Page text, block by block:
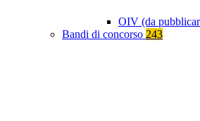
OIV (da
Bandi di concorso 243